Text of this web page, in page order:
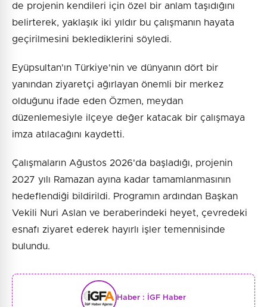
de projenin kendileri için özel bir anlam taşıdığını
belirterek, yaklaşık iki yıldır bu çalışmanın hayata
geçirilmesini beklediklerini söyledi.
Eyüpsultan'ın Türkiye'nin ve dünyanın dört bir
yanından ziyaretçi ağırlayan önemli bir merkez
olduğunu ifade eden Özmen, meydan
düzenlemesiyle ilçeye değer katacak bir çalışmaya
imza atılacağını kaydetti.
Çalışmaların Ağustos 2026'da başladığı, projenin
2027 yılı Ramazan ayına kadar tamamlanmasının
hedeflendiği bildirildi. Programın ardından Başkan
Vekili Nuri Aslan ve beraberindeki heyet, çevredeki
esnafı ziyaret ederek hayırlı işler temennisinde
bulundu.
Haber : İGF Haber